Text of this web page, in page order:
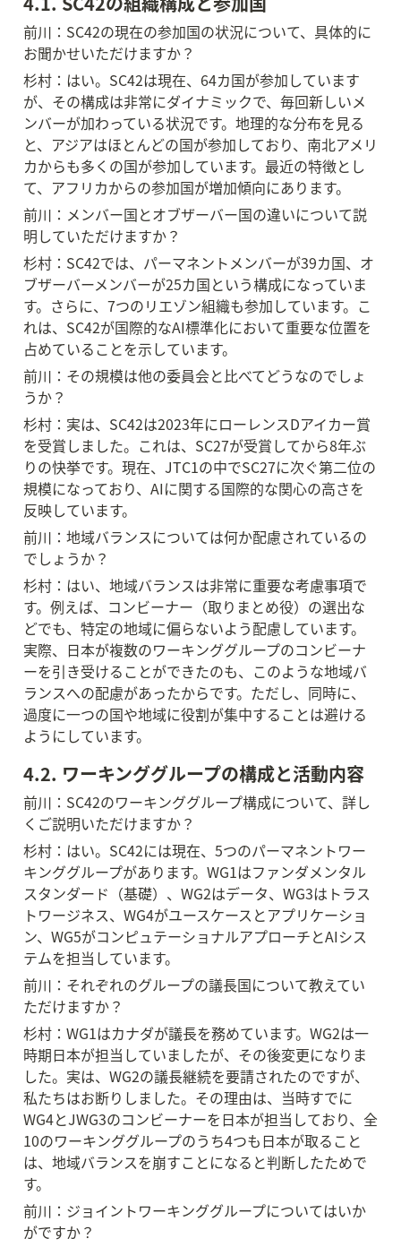
前川：SC42の現在の参加国の状況について、具体的に
お聞かせいただけますか？
杉村：はい。SC42は現在、64カ国が参加しています
が、その構成は非常にダイナミックで、毎回新しいメ
ンバーが加わっている状況です。地理的な分布を見る
と、アジアはほとんどの国が参加しており、南北アメリ
カからも多くの国が参加しています。最近の特徴とし
て、アフリカからの参加国が増加傾向にあります。
前川：メンバー国とオブザーバー国の違いについて説
明していただけますか？
杉村：SC42では、パーマネントメンバーが39カ国、オ
ブザーバーメンバーが25カ国という構成になっていま
す。さらに、7つのリエゾン組織も参加しています。こ
れは、SC42が国際的なAI標準化において重要な位置を
占めていることを示しています。
前川：その規模は他の委員会と比べてどうなのでしょ
うか？
杉村：実は、SC42は2023年にローレンスDアイカー賞
を受賞しました。これは、SC27が受賞してから8年ぶ
りの快挙です。現在、JTC1の中でSC27に次ぐ第二位の
規模になっており、AIに関する国際的な関心の高さを
反映しています。
前川：地域バランスについては何か配慮されているの
でしょうか？
杉村：はい、地域バランスは非常に重要な考慮事項で
す。例えば、コンビーナー（取りまとめ役）の選出な
どでも、特定の地域に偏らないよう配慮しています。
実際、日本が複数のワーキンググループのコンビーナ
ーを引き受けることができたのも、このような地域バ
ランスへの配慮があったからです。ただし、同時に、
過度に一つの国や地域に役割が集中することは避ける
ようにしています。
4.2. ワーキンググループの構成と活動内容
前川：SC42のワーキンググループ構成について、詳し
くご説明いただけますか？
杉村：はい。SC42には現在、5つのパーマネントワー
キンググループがあります。WG1はファンダメンタル
スタンダード（基礎）、WG2はデータ、WG3はトラス
トワージネス、WG4がユースケースとアプリケーショ
ン、WG5がコンピュテーショナルアプローチとAIシス
テムを担当しています。
前川：それぞれのグループの議長国について教えてい
ただけますか？
杉村：WG1はカナダが議長を務めています。WG2は一
時期日本が担当していましたが、その後変更になりま
した。実は、WG2の議長継続を要請されたのですが、
私たちはお断りしました。その理由は、当時すでに
WG4とJWG3のコンビーナーを日本が担当しており、全
10のワーキンググループのうち4つも日本が取ること
は、地域バランスを崩すことになると判断したためで
す。
前川：ジョイントワーキンググループについてはいか
がですか？